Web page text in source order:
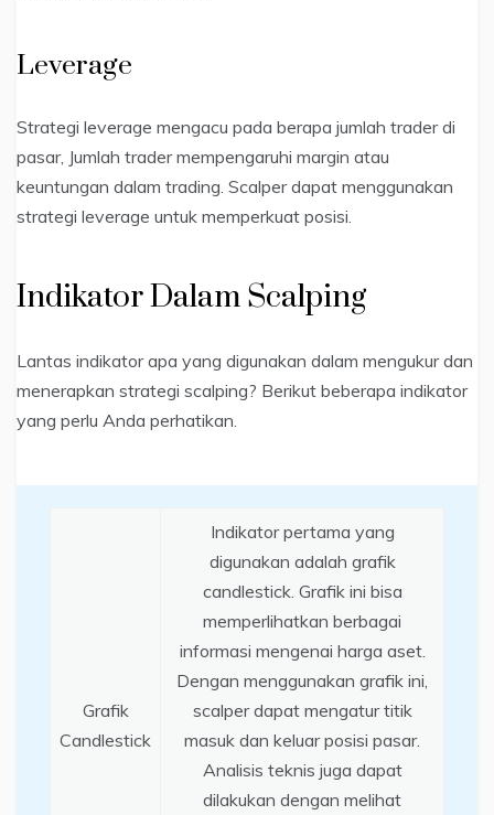
Leverage
Strategi leverage mengacu pada berapa jumlah trader di
pasar, Jumlah trader mempengaruhi margin atau
keuntungan dalam trading. Scalper dapat menggunakan
strategi leverage untuk memperkuat posisi.
Indikator Dalam Scalping
Lantas indikator apa yang digunakan dalam mengukur dan
menerapkan strategi scalping? Berikut beberapa indikator
yang perlu Anda perhatikan.
Grafik
Candlestick
Indikator pertama yang
digunakan adalah grafik
candlestick. Grafik ini bisa
memperlihatkan berbagai
informasi mengenai harga aset.
Dengan menggunakan grafik ini,
scalper dapat mengatur titik
masuk dan keluar posisi pasar.
Analisis teknis juga dapat
dilakukan dengan melihat